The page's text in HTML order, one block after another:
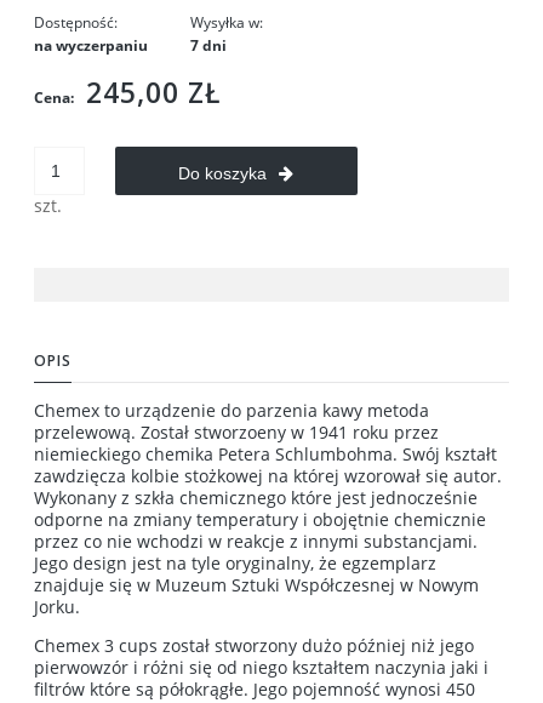
Dostępność:
na wyczerpaniu
Wysyłka w:
7 dni
Cena: 245,00 ZŁ
szt.
Do koszyka
OPIS
Chemex to urządzenie do parzenia kawy metoda
przelewową. Został stworzoeny w 1941 roku przez
niemieckiego chemika Petera Schlumbohma. Swój kształt
zawdzięcza kolbie stożkowej na której wzorował się autor.
Wykonany z szkła chemicznego które jest jednocześnie
odporne na zmiany temperatury i obojętnie chemicznie
przez co nie wchodzi w reakcje z innymi substancjami.
Jego design jest na tyle oryginalny, że egzemplarz
znajduje się w Muzeum Sztuki Współczesnej w Nowym
Jorku.
Chemex 3 cups został stworzony dużo później niż jego
pierwowzór i różni się od niego kształtem naczynia jaki i
filtrów które są półokrągłe. Jego pojemność wynosi 450